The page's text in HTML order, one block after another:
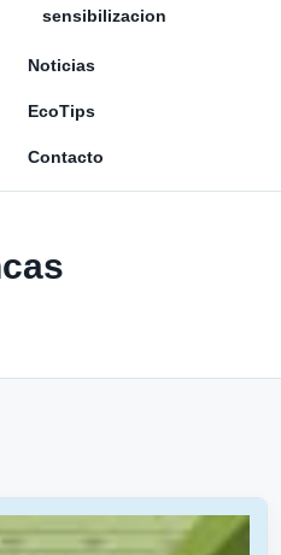
sensibilizacion
Noticias
EcoTips
Contacto